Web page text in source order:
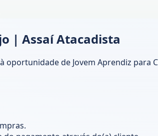
| Assaí Atacadista
oportunidade de Jovem Aprendiz